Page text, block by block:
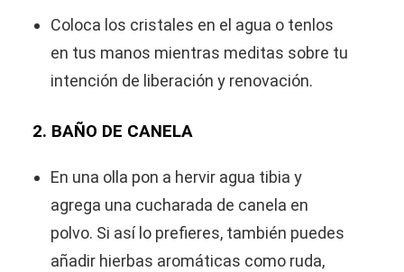
Coloca los cristales en el agua o tenlos
en tus manos mientras meditas sobre tu
intención de liberación y renovación.
2. BAÑO DE CANELA
En una olla pon a hervir agua tibia y
agrega una cucharada de canela en
polvo. Si así lo prefieres, también puedes
añadir hierbas aromáticas como ruda,